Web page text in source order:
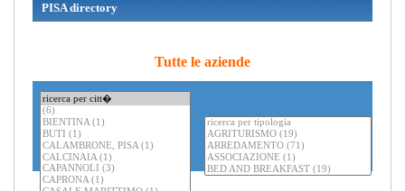
PISA directory
Tutte le aziende